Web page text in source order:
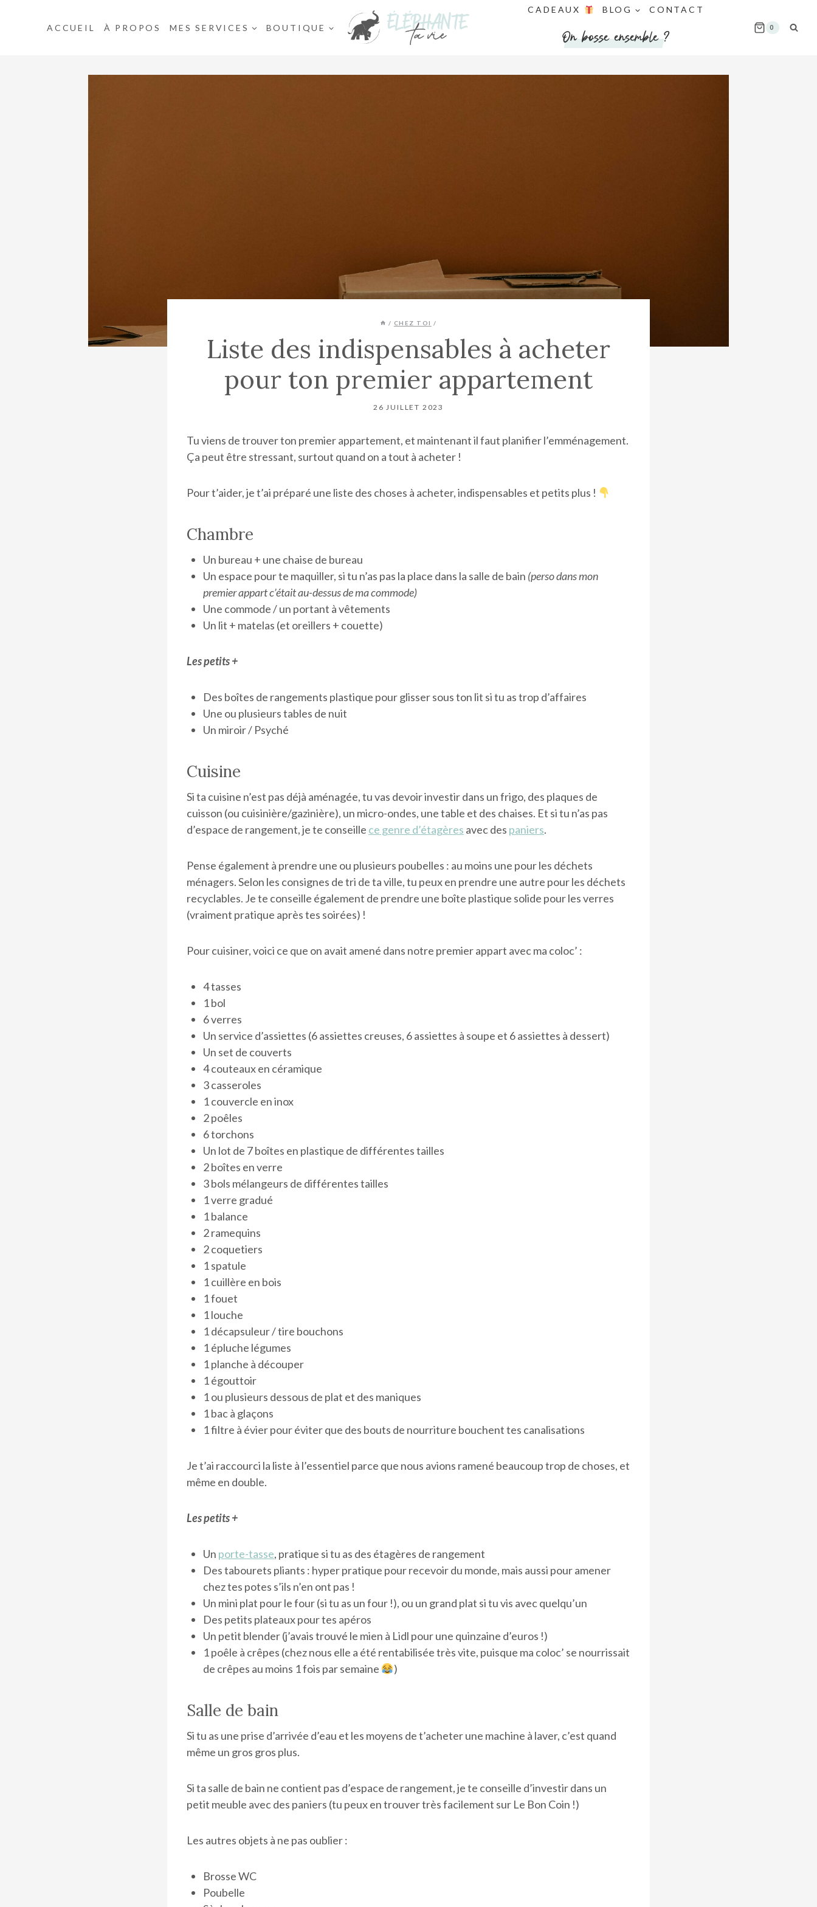
ACCUEIL À PROPOS MES SERVICES BOUTIQUE
CADEAUX BLOG CONTACT
On bosse ensemble ? 0
/ CHEZ TOI /
Liste des indispensables à acheter
pour ton premier appartement
26 JUILLET 2023
Tu viens de trouver ton premier appartement, et maintenant il faut planifier l’emménagement.
Ça peut être stressant, surtout quand on a tout à acheter !
Pour t’aider, je t’ai préparé une liste des choses à acheter, indispensables et petits plus !
Chambre
Un bureau + une chaise de bureau
Un espace pour te maquiller, si tu n’as pas la place dans la salle de bain (perso dans mon
premier appart c’était au-dessus de ma commode)
Une commode / un portant à vêtements
Un lit + matelas (et oreillers + couette)
Les petits +
Des boîtes de rangements plastique pour glisser sous ton lit si tu as trop d’affaires
Une ou plusieurs tables de nuit
Un miroir / Psyché
Cuisine
Si ta cuisine n’est pas déjà aménagée, tu vas devoir investir dans un frigo, des plaques de
cuisson (ou cuisinière/gazinière), un micro-ondes, une table et des chaises. Et si tu n’as pas
d’espace de rangement, je te conseille ce genre d’étagères avec des paniers.
Pense également à prendre une ou plusieurs poubelles : au moins une pour les déchets
ménagers. Selon les consignes de tri de ta ville, tu peux en prendre une autre pour les déchets
recyclables. Je te conseille également de prendre une boîte plastique solide pour les verres
(vraiment pratique après tes soirées) !
Pour cuisiner, voici ce que on avait amené dans notre premier appart avec ma coloc’ :
4 tasses
1 bol
6 verres
Un service d’assiettes (6 assiettes creuses, 6 assiettes à soupe et 6 assiettes à dessert)
Un set de couverts
4 couteaux en céramique
3 casseroles
1 couvercle en inox
2 poêles
6 torchons
Un lot de 7 boîtes en plastique de différentes tailles
2 boîtes en verre
3 bols mélangeurs de différentes tailles
1 verre gradué
1 balance
2 ramequins
2 coquetiers
1 spatule
1 cuillère en bois
1 fouet
1 louche
1 décapsuleur / tire bouchons
1 épluche légumes
1 planche à découper
1 égouttoir
1 ou plusieurs dessous de plat et des maniques
1 bac à glaçons
1 filtre à évier pour éviter que des bouts de nourriture bouchent tes canalisations
Je t’ai raccourci la liste à l’essentiel parce que nous avions ramené beaucoup trop de choses, et
même en double.
Les petits +
Un porte-tasse, pratique si tu as des étagères de rangement
Des tabourets pliants : hyper pratique pour recevoir du monde, mais aussi pour amener
chez tes potes s’ils n’en ont pas !
Un mini plat pour le four (si tu as un four !), ou un grand plat si tu vis avec quelqu’un
Des petits plateaux pour tes apéros
Un petit blender (j’avais trouvé le mien à Lidl pour une quinzaine d’euros !)
1 poêle à crêpes (chez nous elle a été rentabilisée très vite, puisque ma coloc’ se nourrissait
de crêpes au moins 1 fois par semaine
)
Salle de bain
Si tu as une prise d’arrivée d’eau et les moyens de t’acheter une machine à laver, c’est quand
même un gros gros plus.
Si ta salle de bain ne contient pas d’espace de rangement, je te conseille d’investir dans un
petit meuble avec des paniers (tu peux en trouver très facilement sur Le Bon Coin !)
Les autres objets à ne pas oublier :
Brosse WC
Poubelle